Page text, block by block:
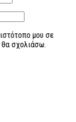
μου σε
θα σχολιάσω.